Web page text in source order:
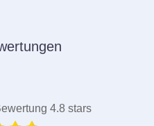
4.8 stars